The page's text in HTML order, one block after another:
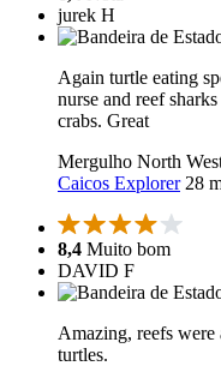
jurek H
Again turtle eating
nurse and reef
crabs. Great
Mergulho North
Caicos Explorer 28
8,4 Muito bom
DAVID F
Amazing, reefs were
turtles.